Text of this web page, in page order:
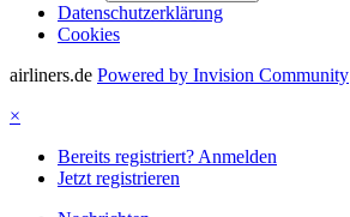
Datenschutzerklärung
Cookies
airliners.de Powered by Invision Community
×
Bereits registriert? Anmelden
Jetzt registrieren